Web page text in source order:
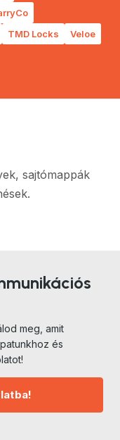
TMD Locks
Veloe
sajtómappák
meg, amit
és